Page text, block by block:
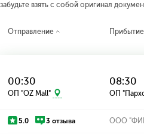
забудьте взять с собой оригинал
Отправление Прибытие
00:30
ОП "OZ Mall"
08:30
ОП
5.0 3 отзыва ООО